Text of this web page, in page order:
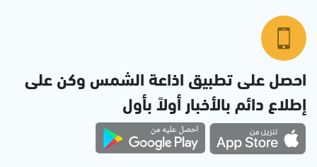
احصل على تطبيق اذاعة الشمس وكن على
إطلاع دائم بالأخبار أولاً بأول